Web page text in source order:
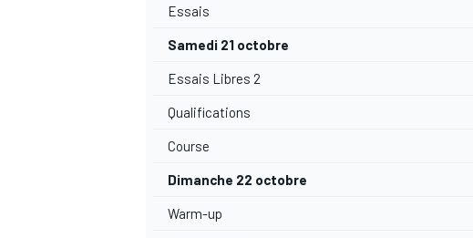
Essais
Samedi 21 octobre
Essais Libres 2
Qualifications
Course
Dimanche 22 octobre
Warm-up